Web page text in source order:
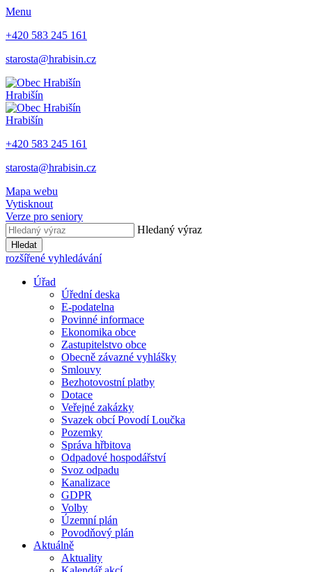
Menu
+420 583 245 161
starosta@hrabisin.cz
Hrabišín
Hrabišín
+420 583 245 161
starosta@hrabisin.cz
Mapa webu
Vytisknout
Verze pro seniory
Hledaný výraz
Hledat
rozšířené vyhledávání
Úřad
Úřední deska
E-podatelna
Povinné informace
Ekonomika obce
Zastupitelstvo obce
Obecně závazné vyhlášky
Smlouvy
Bezhotovostní platby
Dotace
Veřejné zakázky
Svazek obcí Povodí Loučka
Pozemky
Správa hřbitova
Odpadové hospodářství
Svoz odpadu
Kanalizace
GDPR
Volby
Územní plán
Povodňový plán
Aktuálně
Aktuality